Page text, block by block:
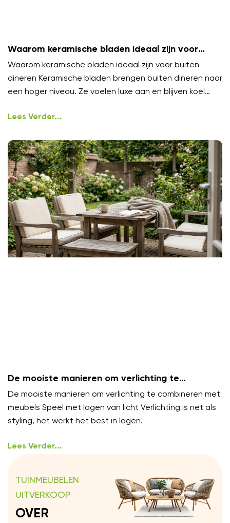
Waarom keramische bladen ideaal zijn voor
buiten dineren
Waarom keramische bladen ideaal zijn voor buiten
dineren Keramische bladen brengen buiten dineren naar
een hoger niveau. Ze voelen luxe aan en blijven koel
Lees Verder...
De mooiste manieren om verlichting te
combineren met meubels
De mooiste manieren om verlichting te combineren met
meubels Speel met lagen van licht Verlichting is net als
styling, het werkt het best in lagen.
Lees Verder...
TUINMEUBELEN
UITVERKOOP
OVER